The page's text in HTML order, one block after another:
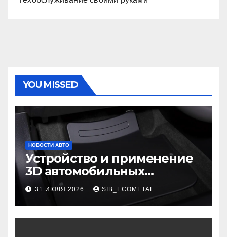
YOU MISSED
НОВОСТИ АВТО
Устройство и применение
3D автомобильных
ковриков
31 ИЮЛЯ 2026 SIB_ECOMETAL